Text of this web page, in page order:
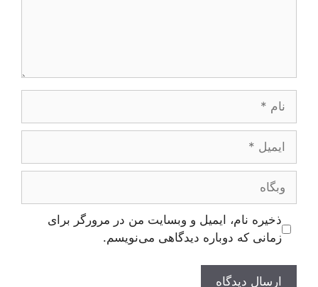
ایمیل
وبگاه
ذخیره نام، ایمیل و وبسایت من در مرورگر برای
زمانی که دوباره دیدگاهی می‌نویسم.